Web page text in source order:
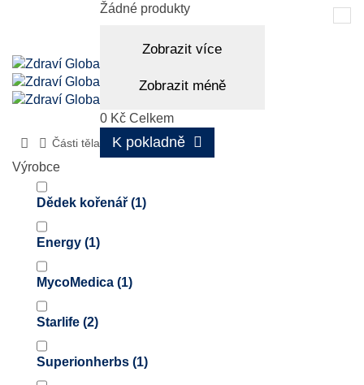
Košík
(prázdný)
Žádné produkty
Zobrazit více
Zobrazit méně
0 Kč Celkem
K pokladně
Části těla Uši
Výrobce
Dědek kořenář (1)
Energy (1)
MycoMedica (1)
Starlife (2)
Superionherbs (1)